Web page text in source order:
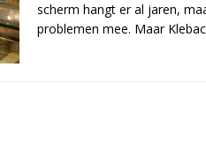
2026 ]
scherm hangt er al jaren,
problemen mee. Maar